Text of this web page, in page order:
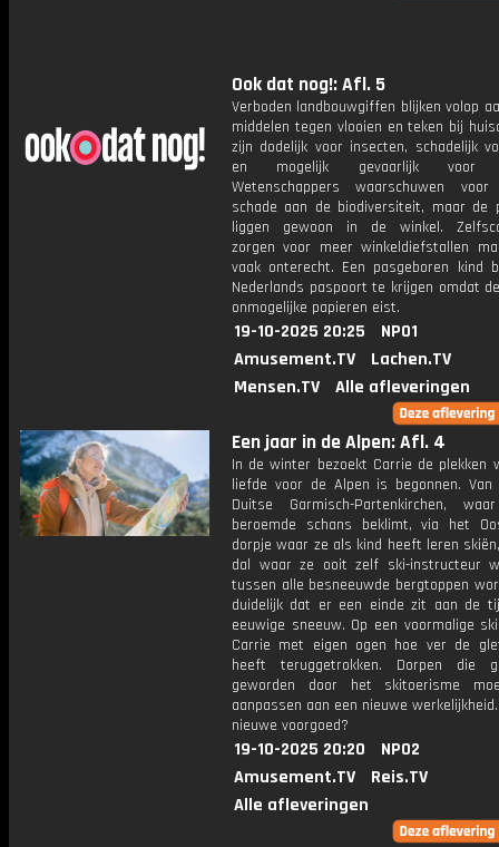
Ook dat nog!: Afl. 5
Verboden landbouwgiffen blijken volop
middelen tegen vlooien en teken bij
zijn dodelijk voor insecten, schadelijk
en mogelijk gevaarlijk voor
Wetenschappers waarschuwen voor
schade aan de biodiversiteit, maar de
liggen gewoon in de winkel.
zorgen voor meer winkeldiefstallen
vaak onterecht. Een pasgeboren kind
Nederlands paspoort te krijgen omdat
onmogelijke papieren eist.
19-10-2025 20:25
NPO1
Amusement.TV
Lachen.TV
Mensen.TV
Alle afleveringen
Een jaar in de Alpen: Afl. 4
In de winter bezoekt Carrie de plekken
liefde voor de Alpen is begonnen.
Duitse Garmisch-Partenkirchen,
beroemde schans beklimt, via het
dorpje waar ze als kind heeft leren
dal waar ze ooit zelf ski-instructeur
tussen alle besneeuwde bergtoppen
duidelijk dat er een einde zit aan de
eeuwige sneeuw. Op een voormalige
Carrie met eigen ogen hoe ver de
heeft teruggetrokken. Dorpen die
geworden door het skitoerisme
aanpassen aan een nieuwe
nieuwe voorgoed?
19-10-2025 20:20
NPO2
Amusement.TV
Reis.TV
Alle afleveringen